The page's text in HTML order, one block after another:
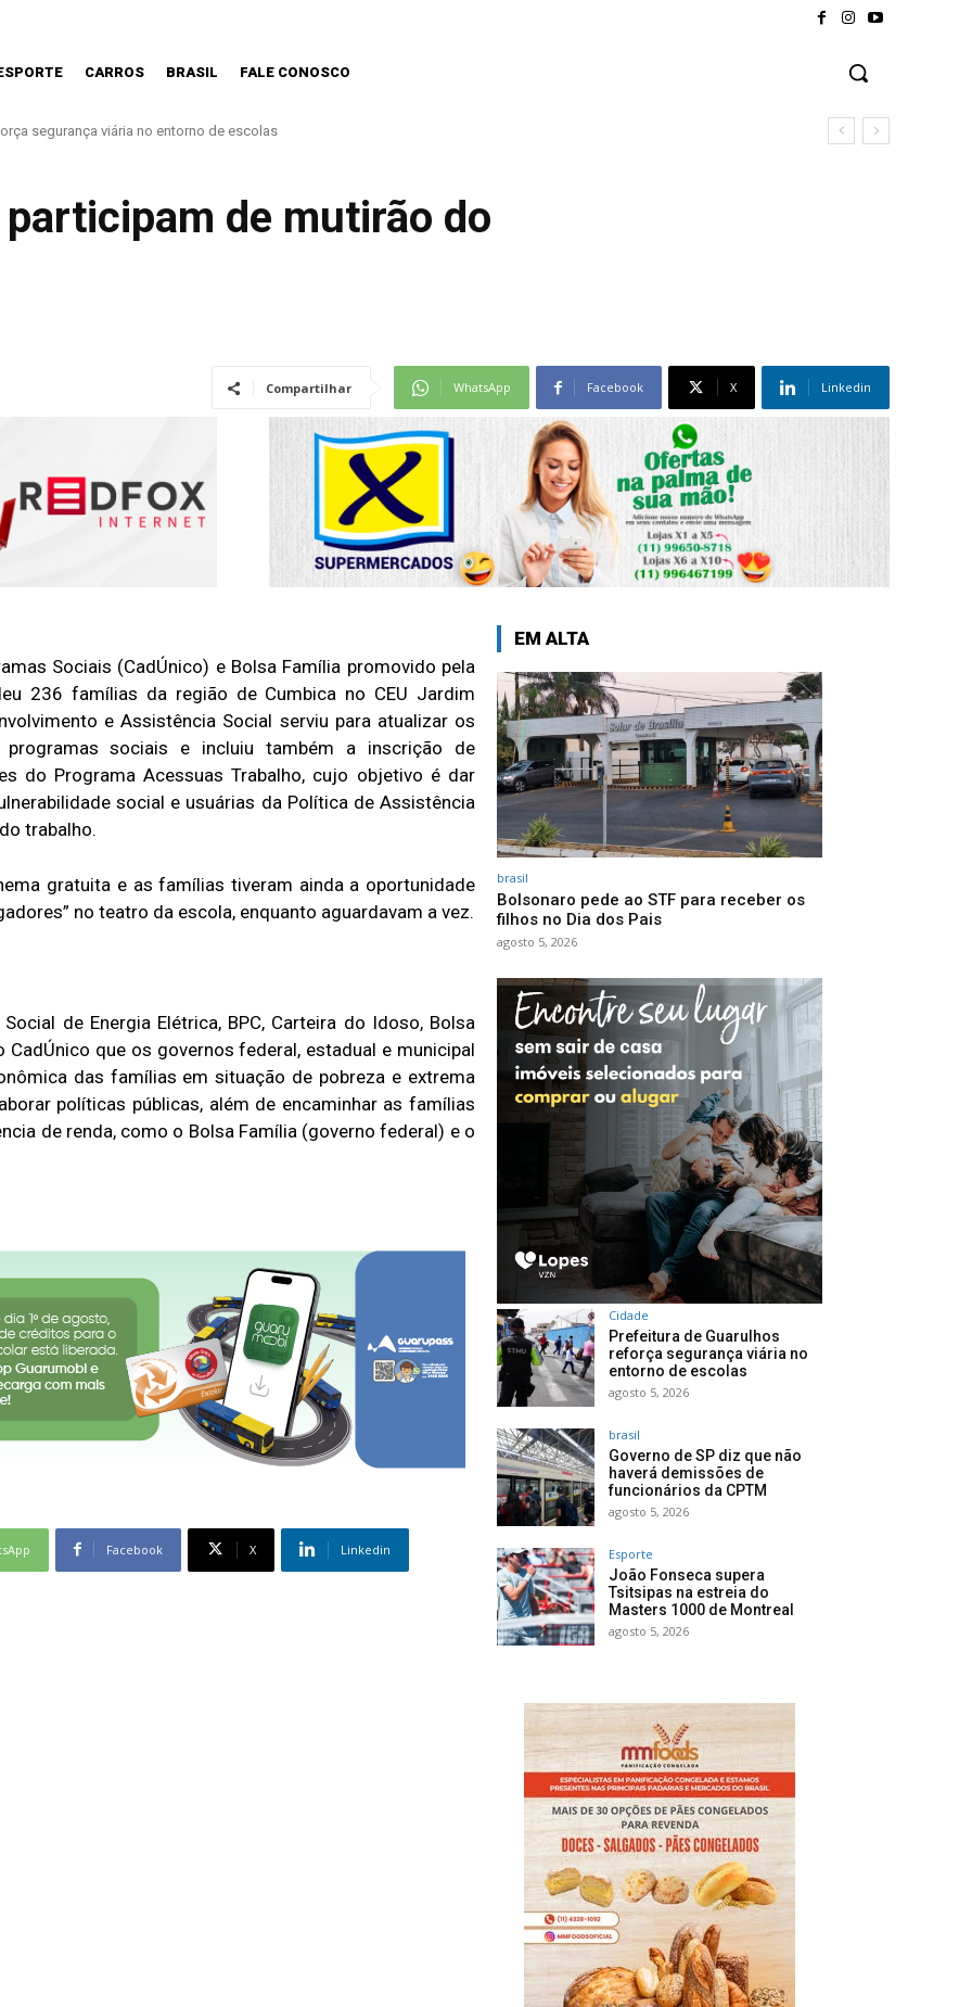
CARROS BRASIL FALE CONOSCO
segurança viária no entorno de escolas
demissões de funcionários da CPTM
de mutirão do
Compartilhar WhatsApp Facebook X Linkedin
Sociais (CadÚnico) e Bolsa Família promovido pela
236 famílias da região de Cumbica no CEU Jardim
e Assistência Social serviu para atualizar os
sociais e incluiu também a inscrição de
do Programa Acessuas Trabalho, cujo objetivo é dar
social e usuárias da Política de Assistência
trabalho.
gratuita e as famílias tiveram ainda a oportunidade
no teatro da escola, enquanto aguardavam a vez.
de Energia Elétrica, BPC, Carteira do Idoso, Bolsa
que os governos federal, estadual e municipal
das famílias em situação de pobreza e extrema
políticas públicas, além de encaminhar as famílias
de renda, como o Bolsa Família (governo federal) e o
Facebook X Linkedin
EM ALTA
brasil
Bolsonaro pede ao STF para receber os
filhos no Dia dos Pais
agosto 5, 2026
Cidade
Prefeitura de Guarulhos
reforça segurança viária no
entorno de escolas
agosto 5, 2026
brasil
Governo de SP diz que não
haverá demissões de
funcionários da CPTM
agosto 5, 2026
Esporte
João Fonseca supera
Tsitsipas na estreia do
Masters 1000 de Montreal
agosto 5, 2026